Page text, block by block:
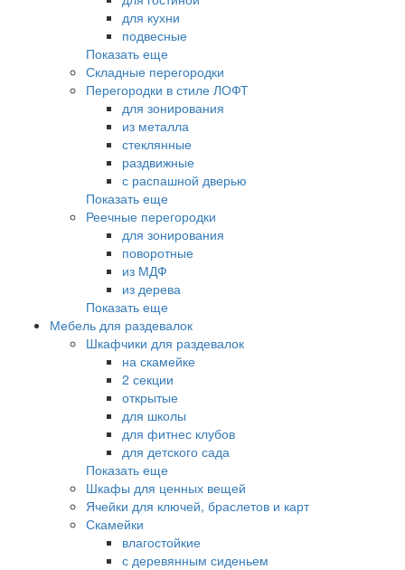
для кухни
подвесные
Показать еще
Складные перегородки
Перегородки в стиле ЛОФТ
для зонирования
из металла
стеклянные
раздвижные
с распашной дверью
Показать еще
Реечные перегородки
для зонирования
поворотные
из МДФ
из дерева
Показать еще
Мебель для раздевалок
Шкафчики для раздевалок
на скамейке
2 секции
открытые
для школы
для фитнес клубов
для детского сада
Показать еще
Шкафы для ценных вещей
Ячейки для ключей, браслетов и карт
Скамейки
влагостойкие
с деревянным сиденьем